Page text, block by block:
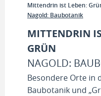
Mittendrin ist Leben:
Nagold: Baubotanik
MITTENDRIN
GRÜN
NAGOLD:
Besondere Orte in
Baubotanik und